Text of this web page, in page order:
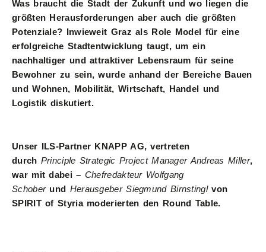
Was braucht die Stadt der Zukunft und wo liegen die
größten Herausforderungen aber auch die größten
Potenziale? Inwieweit Graz als Role Model für eine
erfolgreiche Stadtentwicklung taugt, um ein
nachhaltiger und attraktiver Lebensraum für seine
Bewohner zu sein, wurde anhand der Bereiche Bauen
und Wohnen, Mobilität, Wirtschaft, Handel und
Logistik diskutiert.
Unser ILS-Partner KNAPP AG, vertreten
durch Principle Strategic Project Manager Andreas Miller,
war mit dabei – Chefredakteur Wolfgang
Schoberund Herausgeber Siegmund Birnstingl von
SPIRIT of Styria moderierten den Round Table.